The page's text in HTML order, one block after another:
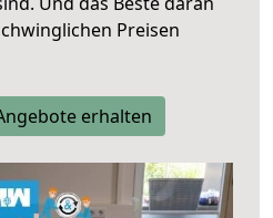
Preisen
erhalten